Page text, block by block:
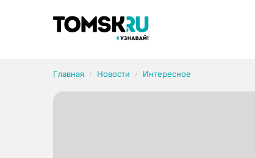
Главная Новости Интересное
Рубрики